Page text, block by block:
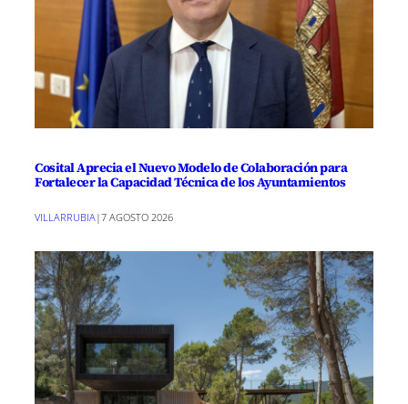
Cosital Aprecia el Nuevo Modelo de Colaboración para
Fortalecer la Capacidad Técnica de los Ayuntamientos
VILLARRUBIA|7 AGOSTO 2026